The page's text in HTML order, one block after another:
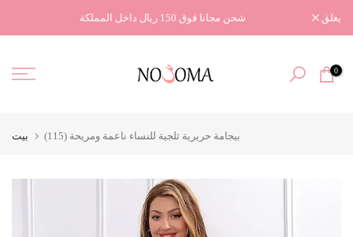
الى
شحن مجانا فوق 150 ريال داخل المملكة يغلق
0
بيت بيجامة حريرية ثلجية للنساء ناعمة ومريحة (115)